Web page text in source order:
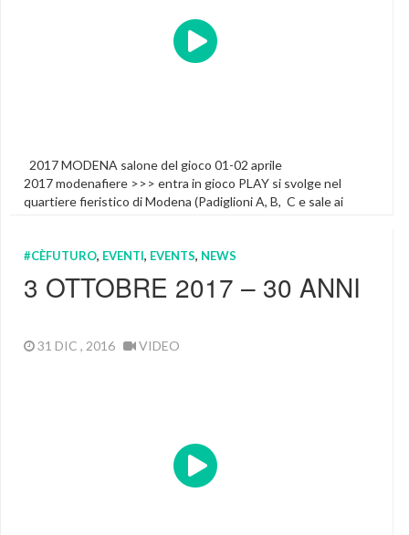
2017 MODENA salone del gioco 01-02 aprile
2017 modenafiere >>> entra in gioco PLAY si svolge nel
quartiere fieristico di Modena (Padiglioni A, B, C e sale ai
servizio di navetta gratuite collegheranno il quartiere
Featured
#CÈFUTURO, EVENTI, EVENTS, NEWS
3 OTTOBRE 2017 – 30 ANNI
31 DIC , 2016 VIDEO